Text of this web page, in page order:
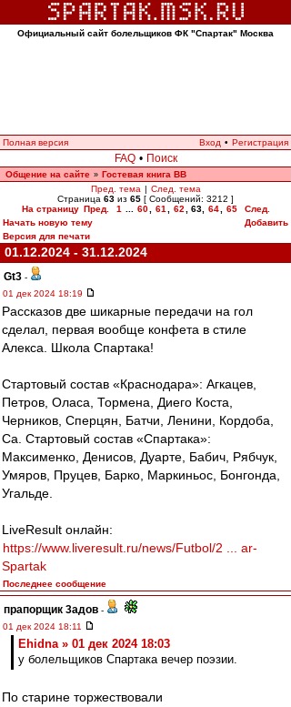
Официальный сайт болельщиков ФК "Спартак" Москва
Полная версия Вход • Регистрация
FAQ • Поиск
Общение на сайте » Гостевая книга ВВ
Пред. тема | След. тема
Страница 63 из 65 [ Сообщений: 3212 ]
На страницу Пред. 1 60 61 62 63, 64 65
След.
Начать новую тему
Добавить
Версия для печати
01.12.2024 - 31.12.2024
Gt3 -
01 дек 2024 18:19
Рассказов две шикарные передачи на гол
сделал, первая вообще конфета в стиле
Алекса. Школа Спартака!
Стартовый состав «Краснодара»: Агкацев,
Петров, Оласа, Тормена, Диего Коста,
Черников, Сперцян, Батчи, Ленини, Кордоба,
Са. Стартовый состав «Спартака»:
Максименко, Денисов, Дуарте, Бабич, Рябчук,
Умяров, Пруцев, Барко, Маркиньос, Бонгонда,
Угальде.
LiveResult онлайн:
https://www.liveresult.ru/news/Futbol/2 ... ar-
Spartak
Последнее сообщение
прапорщик 3адoв -
01 дек 2024 18:11
Ehidna » 01 дек 2024 18:03
у болельщиков Спартака вечер поэзии.
По старине торжествовали